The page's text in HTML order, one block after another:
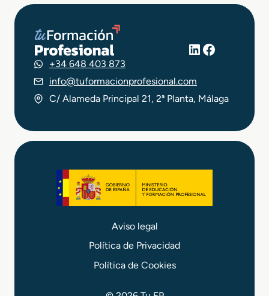
LinkedIn
Facebook
+34 648 403 873
info@tuformacionprofesional.com
C/ Alameda Principal 21, 2ª Planta, Málaga
Aviso legal
Política de Privacidad
Política de Cookies